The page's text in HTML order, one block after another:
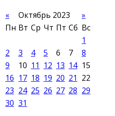
« Октябрь 2023
»
Пн Вт Ср Чт Пт Сб Вс
1
2
3 4 5 6 7
8
9
10 11 12 13 14 15
16 17 18 19 20 21 22
23 24 25 26 27 28 29
30 31